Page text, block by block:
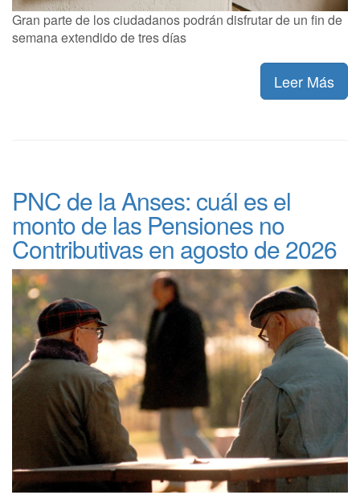
Gran parte de los ciudadanos podrán disfrutar de un fin de
semana extendido de tres días
Leer Más
PNC de la Anses: cuál es el
monto de las Pensiones no
Contributivas en agosto de 2026